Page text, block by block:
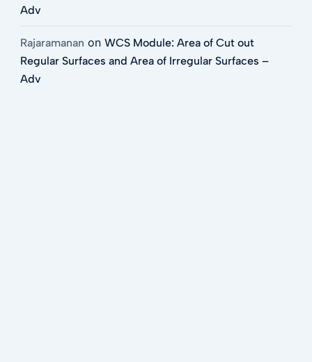
Adv
Rajaramanan on WCS Module: Area of Cut out
Regular Surfaces and Area of Irregular Surfaces –
Adv